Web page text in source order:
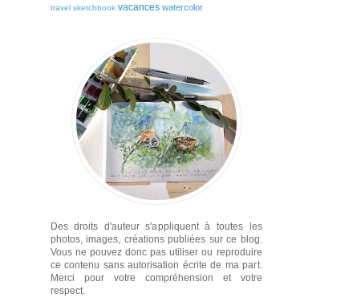
travel sketchbook vacances watercolor
Des droits d'auteur s'appliquent à toutes les
photos, images, créations publiées sur ce blog.
Vous ne pouvez donc pas utiliser ou reproduire
ce contenu sans autorisation écrite de ma part.
Merci pour votre compréhension et votre
respect.